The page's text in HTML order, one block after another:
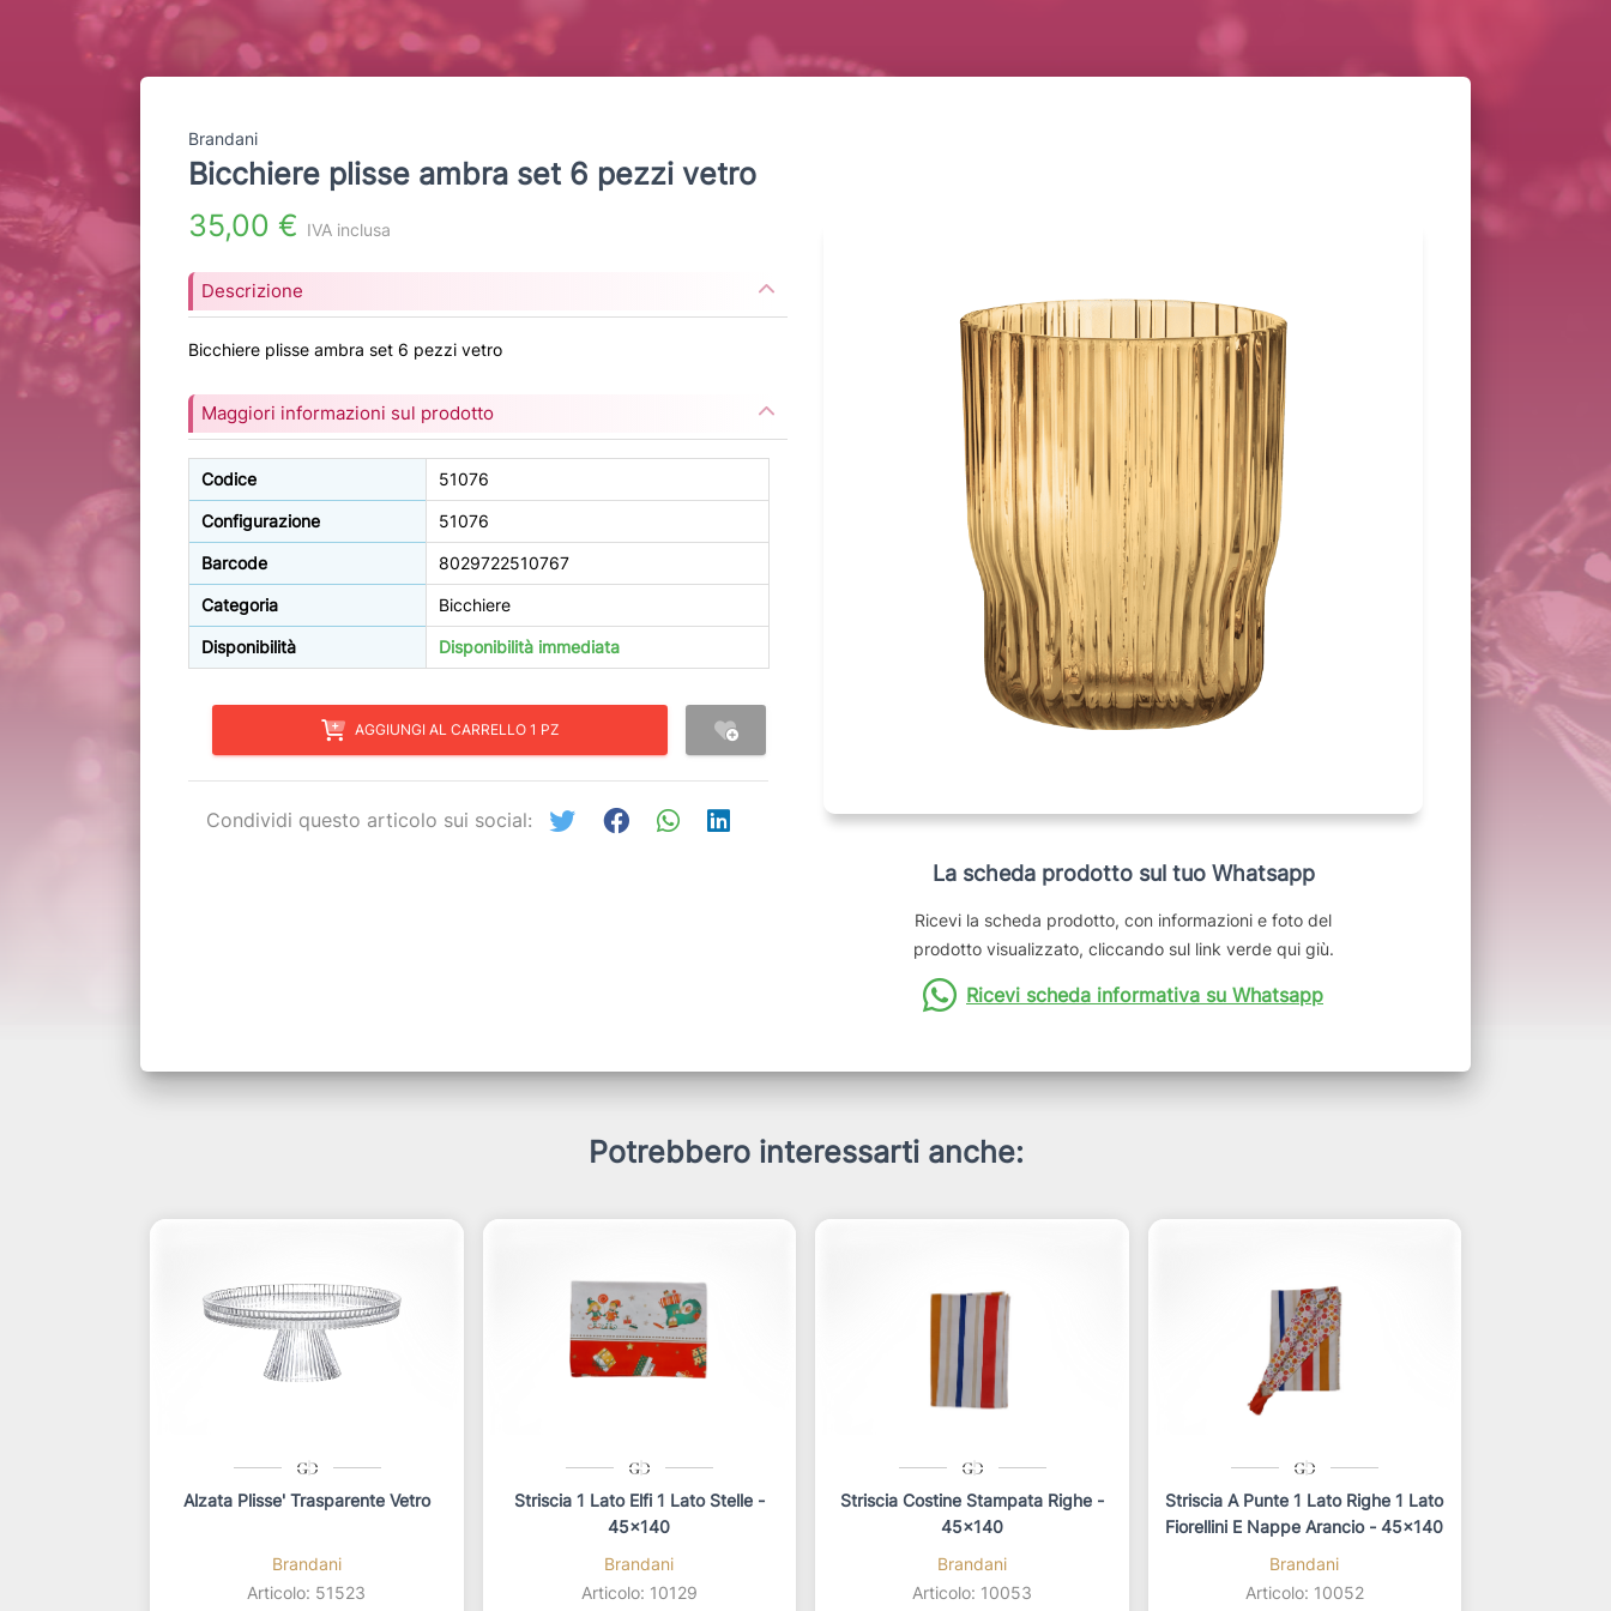
Brandani
Bicchiere plisse ambra set 6 pezzi vetro
35,00 € IVA inclusa
Descrizione
Bicchiere plisse ambra set 6 pezzi vetro
Maggiori informazioni sul prodotto
Codice 51076
Configurazione 51076
Barcode 8029722510767
Categoria Bicchiere
Disponibilità Disponibilità immediata
AGGIUNGI AL CARRELLO 1 PZ
Condividi questo articolo sui social:
La scheda prodotto sul tuo Whatsapp
Ricevi la scheda prodotto, con informazioni e foto del
prodotto visualizzato, cliccando sul link verde qui giù.
Ricevi scheda informativa su Whatsapp
Potrebbero interessarti anche:
Alzata Plisse' Trasparente Vetro
Brandani
Articolo: 51523
Striscia 1 Lato Elfi 1 Lato Stelle -
45x140
Brandani
Articolo: 10129
Striscia Costine Stampata Righe -
45x140
Brandani
Articolo: 10053
Striscia A Punte 1 Lato Righe 1 Lato
Fiorellini E Nappe Arancio - 45x140
Brandani
Articolo: 10052